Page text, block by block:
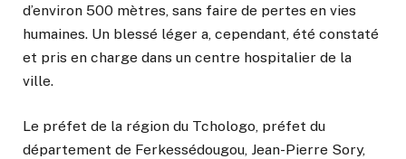
d’environ 500 mètres, sans faire de pertes en vies
humaines. Un blessé léger a, cependant, été constaté
et pris en charge dans un centre hospitalier de la
ville.
Le préfet de la région du Tchologo, préfet du
département de Ferkessédougou, Jean-Pierre Sory,